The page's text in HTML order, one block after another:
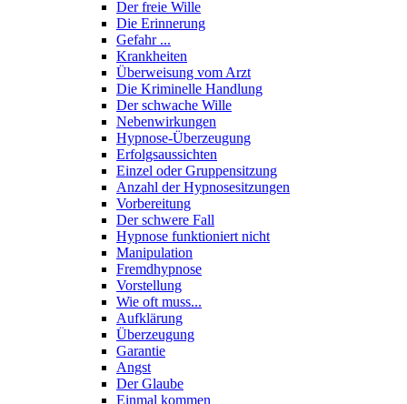
Der freie Wille
Die Erinnerung
Gefahr ...
Krankheiten
Überweisung vom Arzt
Die Kriminelle Handlung
Der schwache Wille
Nebenwirkungen
Hypnose-Überzeugung
Erfolgsaussichten
Einzel oder Gruppensitzung
Anzahl der Hypnosesitzungen
Vorbereitung
Der schwere Fall
Hypnose funktioniert nicht
Manipulation
Fremdhypnose
Vorstellung
Wie oft muss...
Aufklärung
Überzeugung
Garantie
Angst
Der Glaube
Einmal kommen